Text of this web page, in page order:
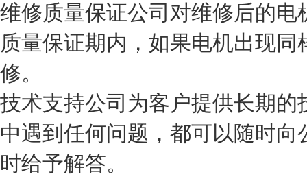
维修质量保证公司对维修后的电
质量保证期内，如果电机出现
修。
技术支持公司为客户提供长期的
中遇到任何问题，都可以随时
时给予解答。